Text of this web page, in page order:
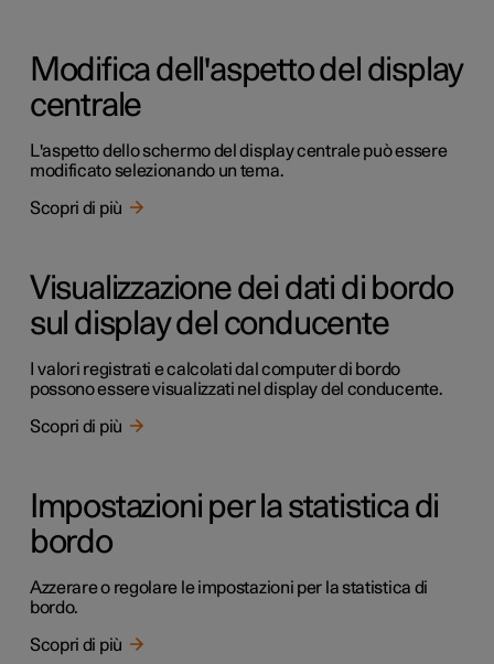
Modifica dell'aspetto del display
centrale
L'aspetto dello schermo del display centrale può essere
modificato selezionando un tema.
Scopri di più
Visualizzazione dei dati di bordo
sul display del conducente
I valori registrati e calcolati dal computer di bordo
possono essere visualizzati nel display del conducente.
Scopri di più
Impostazioni per la statistica di
bordo
Azzerare o regolare le impostazioni per la statistica di
bordo.
Scopri di più